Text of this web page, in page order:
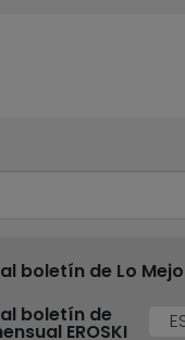
boletín de Lo
boletín de
EROSKI